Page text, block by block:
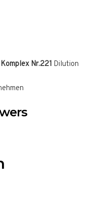
Nr.221 Dilution